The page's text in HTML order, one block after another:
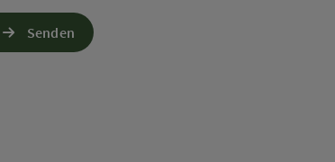
Senden